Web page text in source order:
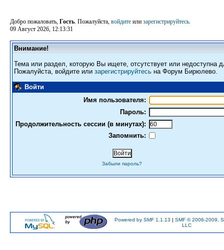
Добро пожаловать, Гость. Пожалуйста, войдите или зарегистрируйтесь.
09 Август 2026, 12:13:31
Внимание!
Тема или раздел, которую Вы ищете, отсутствует или недоступна
Пожалуйста, войдите или зарегистрируйтесь на Форум Бирюлево.
Войти
Имя пользователя:
Пароль:
Продолжительность сессии (в минутах):
Запомнить:
Забыли пароль?
Powered by SMF 1.1.13 | SMF © 2006-2009,
LLC